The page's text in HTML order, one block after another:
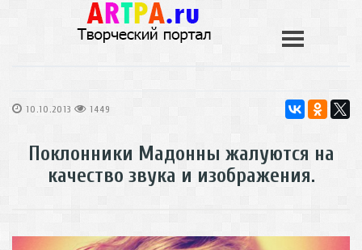
10.10.2013 1449
Поклонники Мадонны жалуются на
качество звука и изображения.